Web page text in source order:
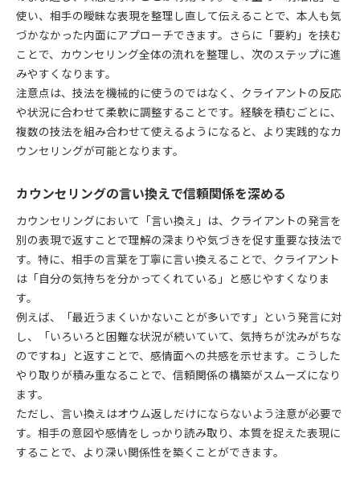
使い、相手の曖昧な表現を整理し直して伝えることで、本人も気
づかなかった内面にアプローチできます。さらに「要約」を挟む
ことで、カウンセリング全体の流れを整理し、次のステップに進
みやすくなります。
注意点は、技法を機械的に使うのではなく、クライアントの反応
や状況に合わせて柔軟に調整することです。経験を積むごとに、
複数の技法を組み合わせて使えるようになると、より実践的なカ
ウンセリングが可能となります。
カウンセリングの言い換えで信頼関係を深める
カウンセリングにおいて「言い換え」は、クライアントの発言を
別の表現で返すことで理解の深まりや気づきを促す重要な技法で
す。特に、相手の言葉を丁寧に言い換えることで、クライアント
は「自分の気持ちを分かってくれている」と感じやすくなりま
す。
例えば、「最近うまくいかないことが多いです」という発言に対
し、「いろいろと困難な状況が続いていて、気持ちが沈みがちな
のですね」と返すことで、感情面への共感を示せます。こうした
やり取りが積み重なることで、信頼関係の構築がスムーズになり
ます。
ただし、言い換えはオウム返しだけにならないよう注意が必要で
す。相手の意図や感情をしっかり読み取り、本質を捉えた表現に
することで、より深い関係性を築くことができます。